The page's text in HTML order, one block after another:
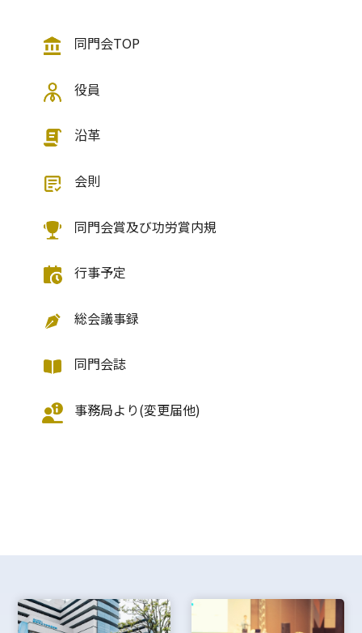
同門会TOP
役員
沿革
会則
同門会賞及び功労賞内規
行事予定
総会議事録
同門会誌
事務局より(変更届他)